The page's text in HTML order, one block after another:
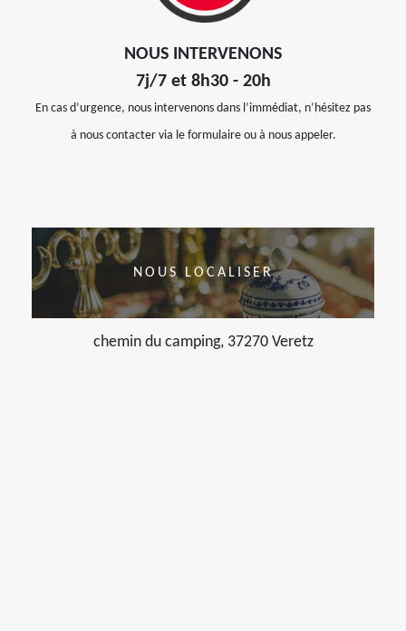
NOUS INTERVENONS
7j/7 et 8h30 - 20h
En cas d’urgence, nous intervenons dans l’immédiat, n’hésitez pas
à nous contacter via le formulaire ou à nous appeler.
NOUS LOCALISER
chemin du camping, 37270 Veretz